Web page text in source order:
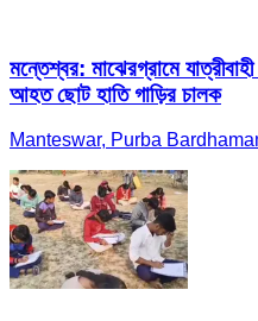
মন্তেশ্বর: মাঝেরগ্রামে
আহত ছোট হাতি গাড়ির চালক
Manteswar, Purba